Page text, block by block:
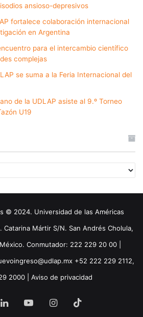
ansioso-depresivos
fortalece colaboración internacional
en Argentina
para el intercambio científico
complejas
se suma a la Feria Internacional del
de la UDLAP asiste al 9.º Torneo
U19
© 2024. Universidad de las Américas
Catarina Mártir S/N. San Andrés Cholula,
Conmutador: 222 229 20 00 |
+52 222 229 2112,
2000 | Aviso de privacidad
LinkedInYouTubeInstagram